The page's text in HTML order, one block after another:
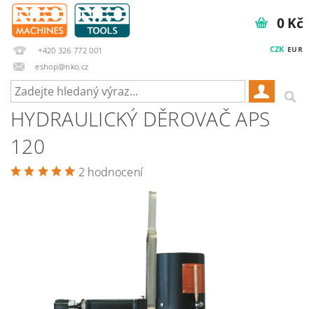
+420 326 772 001
eshop@nko.cz
CZK EUR
0 Kč
HYDRAULICKÝ DĚROVAČ APS
120
2 hodnocení